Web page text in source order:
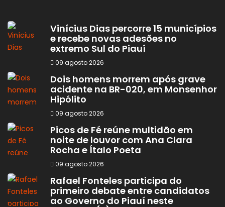
Vinícius Dias percorre 15 municípios
e recebe novas adesões no
extremo Sul do Piauí
09 agosto 2026
Dois homens morrem após grave
acidente na BR-020, em Monsenhor
Hipólito
09 agosto 2026
Picos de Fé reúne multidão em
noite de louvor com Ana Clara
Rocha e Ítalo Poeta
09 agosto 2026
Rafael Fonteles participa do
primeiro debate entre candidatos
ao Governo do Piauí neste